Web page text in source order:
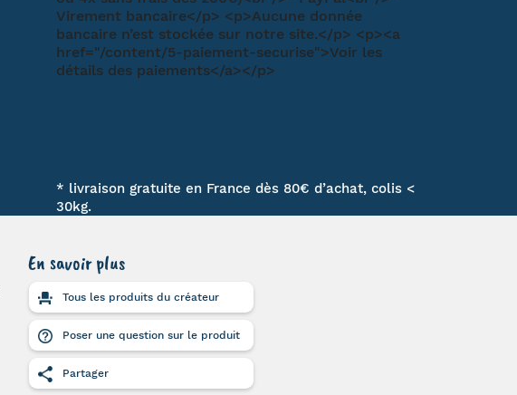
* livraison gratuite en France dès 80€ d’achat, colis <
30kg.
En savoir plus
Tous les produits du créateur
Poser une question sur le produit
Partager